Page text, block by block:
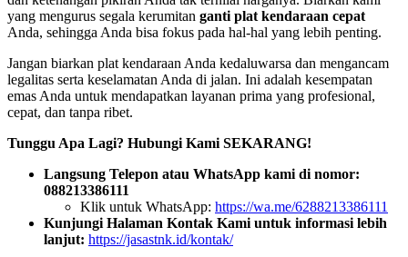
yang mengurus segala kerumitan ganti plat kendaraan cepat
Anda, sehingga Anda bisa fokus pada hal-hal yang lebih penting.
Jangan biarkan plat kendaraan Anda kedaluwarsa dan mengancam
legalitas serta keselamatan Anda di jalan. Ini adalah kesempatan
emas Anda untuk mendapatkan layanan prima yang profesional,
cepat, dan tanpa ribet.
Tunggu Apa Lagi? Hubungi Kami SEKARANG!
Langsung Telepon atau WhatsApp kami di nomor:
088213386111
Klik untuk WhatsApp: https://wa.me/6288213386111
Kunjungi Halaman Kontak Kami untuk informasi lebih
lanjut: https://jasastnk.id/kontak/